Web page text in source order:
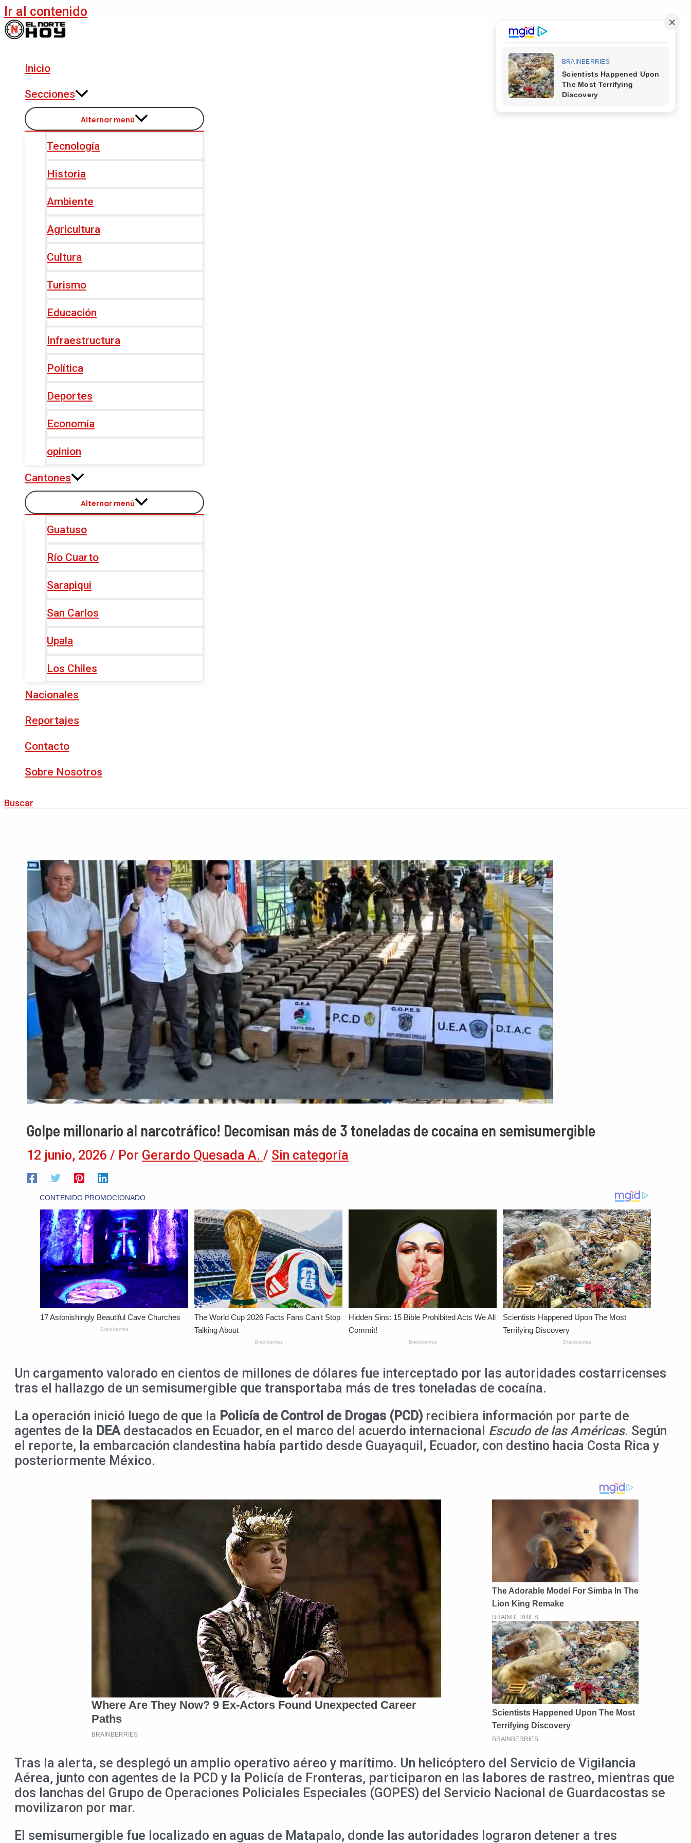
Ir al contenido
Inicio
Secciones
Alternar menú
Tecnología
Historia
Ambiente
Agricultura
Cultura
Turismo
Educación
Infraestructura
Política
Deportes
Economía
opinion
Cantones
Alternar menú
Guatuso
Río Cuarto
Sarapiqui
San Carlos
Upala
Los Chiles
Nacionales
Reportajes
Contacto
Sobre Nosotros
Buscar
Golpe millonario al narcotráfico! Decomisan más de 3 toneladas de cocaína en semisumergible
12 junio, 2026 / Por Gerardo Quesada A. / Sin categoría
Un cargamento valorado en cientos de millones de dólares fue interceptado por las autoridades costarricenses
tras el hallazgo de un semisumergible que transportaba más de tres toneladas de cocaína.
La operación inició luego de que la Policía de Control de Drogas (PCD) recibiera información por parte de
agentes de la DEAdestacados en Ecuador, en el marco del acuerdo internacional Escudo de las Américas. Según
el reporte, la embarcación clandestina había partido desde Guayaquil, Ecuador, con destino hacia Costa Rica y
posteriormente México.
Tras la alerta, se desplegó un amplio operativo aéreo y marítimo. Un helicóptero del Servicio de Vigilancia
Aérea, junto con agentes de la PCD y la Policía de Fronteras, participaron en las labores de rastreo, mientras que
dos lanchas del Grupo de Operaciones Policiales Especiales (GOPES) del Servicio Nacional de Guardacostas se
movilizaron por mar.
El semisumergible fue localizado en aguas de Matapalo, donde las autoridades lograron detener a tres